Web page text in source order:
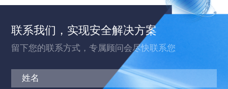
联系我们，实现安全解决方案
留下您的联系方式，专属顾问会尽快联系您